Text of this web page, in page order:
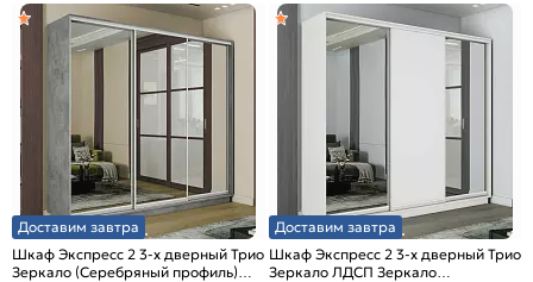
Доставим завтра
Шкаф Экспресс 2 3-х дверный Трио
Зеркало (Серебряный профиль)
Доставим завтра
Шкаф Экспресс 2 3-х дверный Трио
Зеркало ЛДСП Зеркало